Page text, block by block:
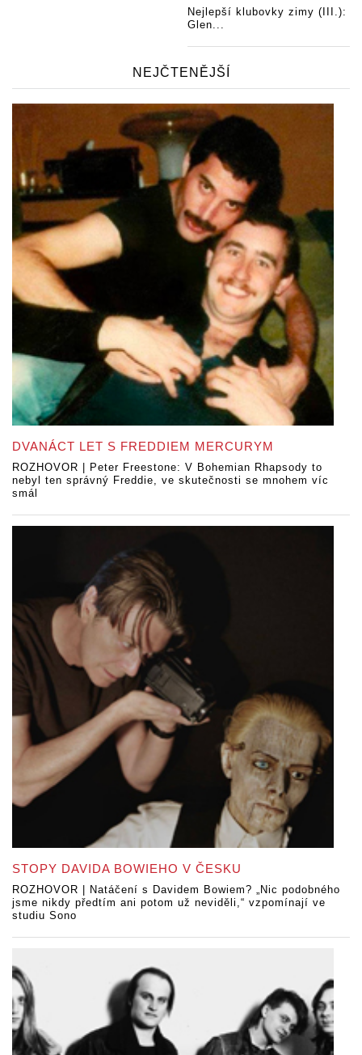
Nejlepší klubovky zimy (III.):
Glen...
NEJČTENĚJŠÍ
DVANÁCT LET S FREDDIEM MERCURYM
ROZHOVOR | Peter Freestone: V Bohemian Rhapsody to
nebyl ten správný Freddie, ve skutečnosti se mnohem víc
smál
STOPY DAVIDA BOWIEHO V ČESKU
ROZHOVOR | Natáčení s Davidem Bowiem? „Nic podobného
jsme nikdy předtím ani potom už neviděli,“ vzpomínají ve
studiu Sono